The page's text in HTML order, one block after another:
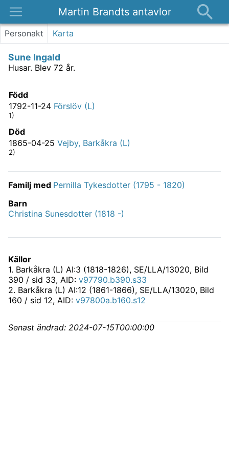
Martin Brandts antavlor
Platser
Om
Personakt Karta
Sune Ingald
Husar. Blev 72 år.
Född
1792-11-24 Förslöv (L)
1)
Död
1865-04-25 Vejby, Barkåkra (L)
2)
Familj med Pernilla Tykesdotter (1795 - 1820)
Barn
Christina Sunesdotter (1818 -)
Källor
1. Barkåkra (L) AI:3 (1818-1826), SE/LLA/13020, Bild
390 / sid 33, AID: v97790.b390.s33
2. Barkåkra (L) AI:12 (1861-1866), SE/LLA/13020, Bild
160 / sid 12, AID: v97800a.b160.s12
Senast ändrad: 2024-07-15T00:00:00